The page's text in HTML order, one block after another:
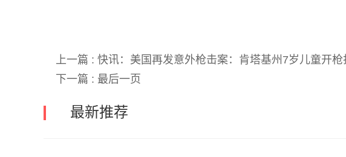
上一篇 : 快讯：​美国再发意外枪击案：肯塔基州7岁儿童开枪
下一篇 : 最后一页
最新推荐